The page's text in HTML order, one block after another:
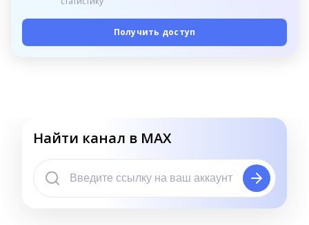
Получить доступ
Найти канал в MAX